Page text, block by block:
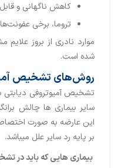
کاهش ناگهانی و
تروما، برخی
موارد نادری از بروز علایم
شده است.
روش‌های تشخیص
تشخیص آمیوتروفی دیابتی
سایر بیماری ها چالش
این عارضه به صورت
بر پایه رد سایر علل میباشد.
بیماری هایی که باید در